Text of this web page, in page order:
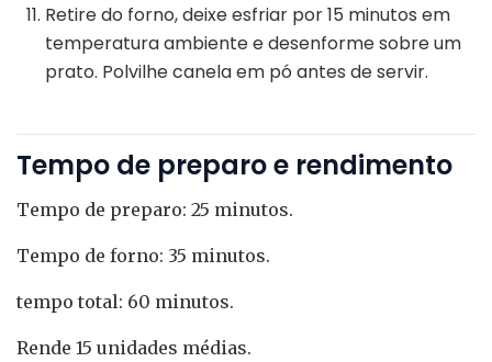
Retire do forno, deixe esfriar por 15 minutos em
temperatura ambiente e desenforme sobre um
prato. Polvilhe canela em pó antes de servir.
Tempo de preparo e rendimento
Tempo de preparo: 25 minutos.
Tempo de forno: 35 minutos.
tempo total: 60 minutos.
Rende 15 unidades médias.